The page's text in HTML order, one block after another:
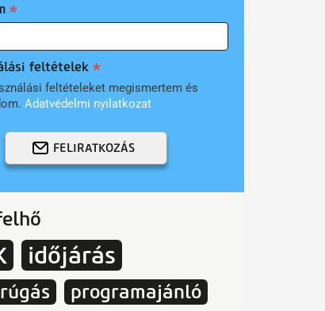
feltételek
feltételeket megismertem és
Adatvédelmi nyilatkozat
FELIRATKOZÁS
időjárás
programajánló